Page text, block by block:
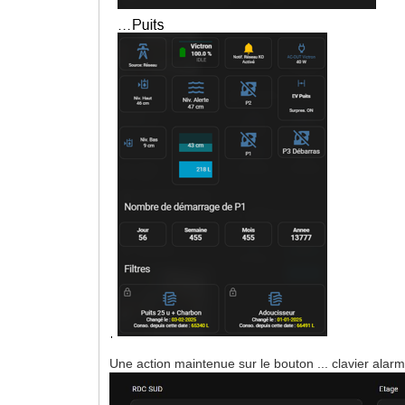
Une action maintenue sur le bouton ... clavier